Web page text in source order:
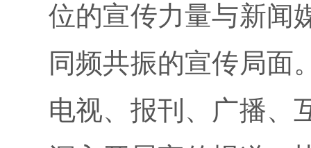
位的宣传力量与新闻
同频共振的宣传局面
电视、报刊、广播、